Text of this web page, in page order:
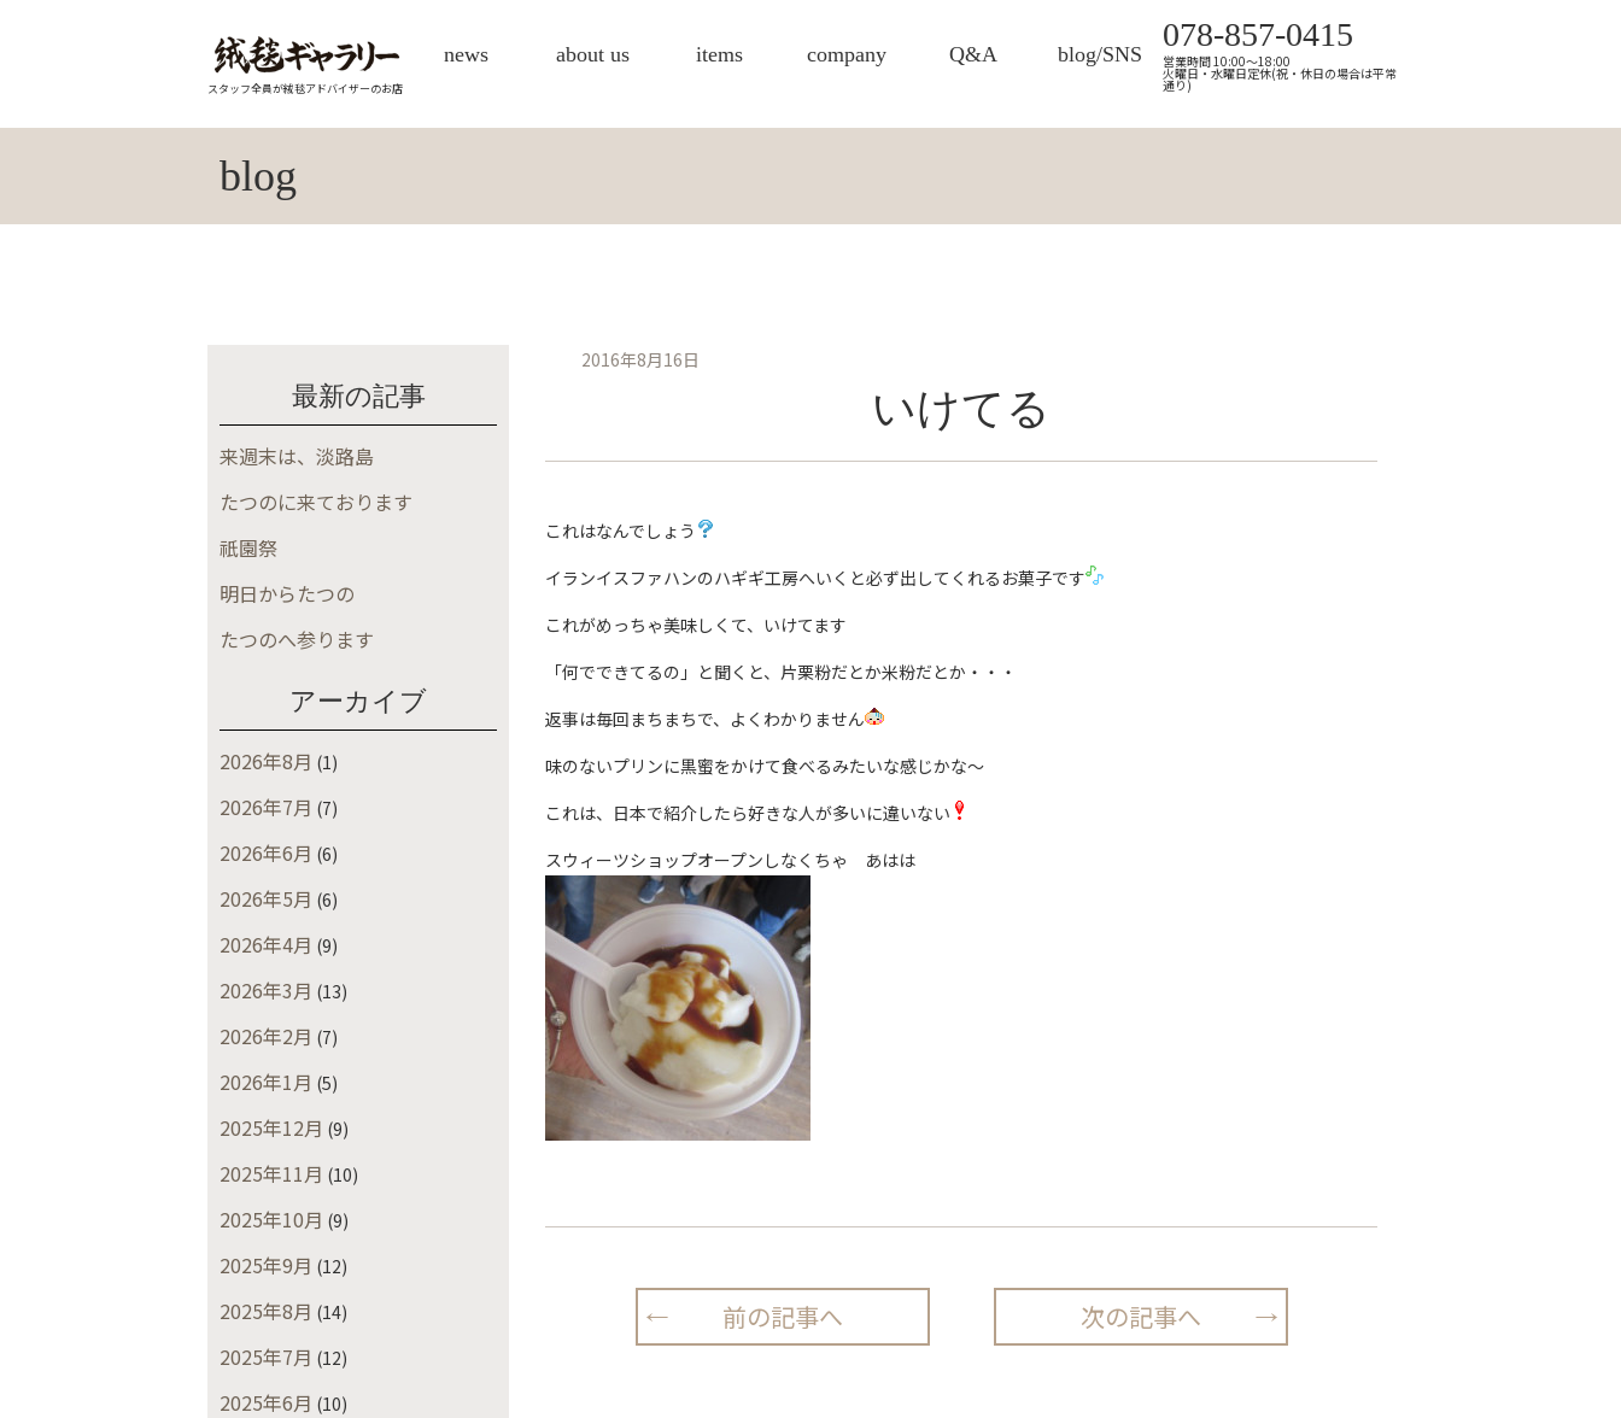
スタッフ全員が絨毯アドバイザーのお店
news about us items company Q&A blog/SNS
078-857-0415
営業時間 10:00～18:00
火曜日・水曜日定休(祝・休日の場合は平常
通り)
blog
最新の記事
来週末は、淡路島
たつのに来ております
祇園祭
明日からたつの
たつのへ参ります
アーカイブ
2026年8月 (1)
2026年7月 (7)
2026年6月 (6)
2026年5月 (6)
2026年4月 (9)
2026年3月 (13)
2026年2月 (7)
2026年1月 (5)
2025年12月 (9)
2025年11月 (10)
2025年10月 (9)
2025年9月 (12)
2025年8月 (14)
2025年7月 (12)
2025年6月 (10)
2016年8月16日
いけてる
これはなんでしょう
イランイスファハンのハギギ工房へいくと必ず出してくれるお菓子です
これがめっちゃ美味しくて、いけてます
「何でできてるの」と聞くと、片栗粉だとか米粉だとか・・・
返事は毎回まちまちで、よくわかりません
味のないプリンに黒蜜をかけて食べるみたいな感じかな〜
これは、日本で紹介したら好きな人が多いに違いない
スウィーツショップオープンしなくちゃ あはは
前の記事へ 次の記事へ